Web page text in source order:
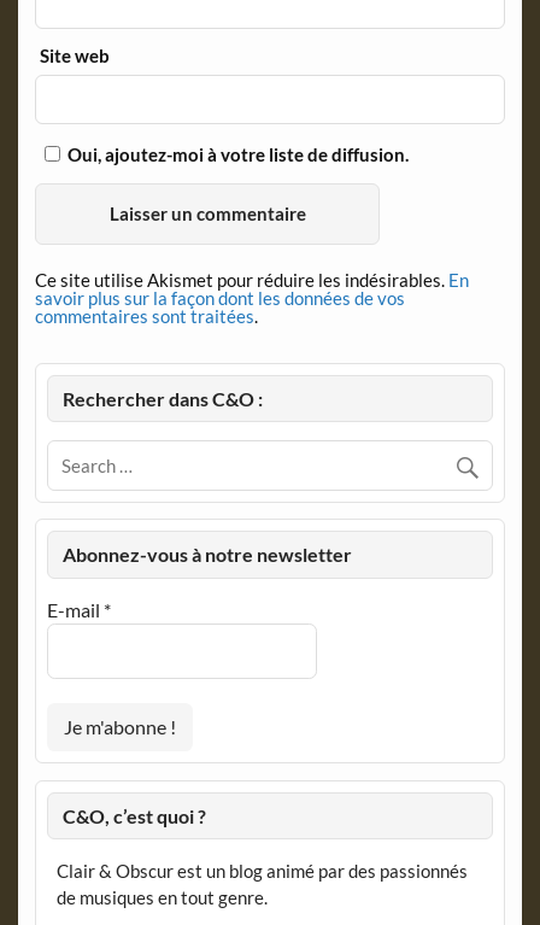
Site web
Oui, ajoutez-moi à votre liste de diffusion.
Ce site utilise Akismet pour réduire les indésirables. En
savoir plus sur la façon dont les données de vos
commentaires sont traitées.
Rechercher dans C&O :
Abonnez-vous à notre newsletter
E-mail *
C&O, c’est quoi ?
Clair & Obscur est un blog animé par des passionnés
de musiques en tout genre.